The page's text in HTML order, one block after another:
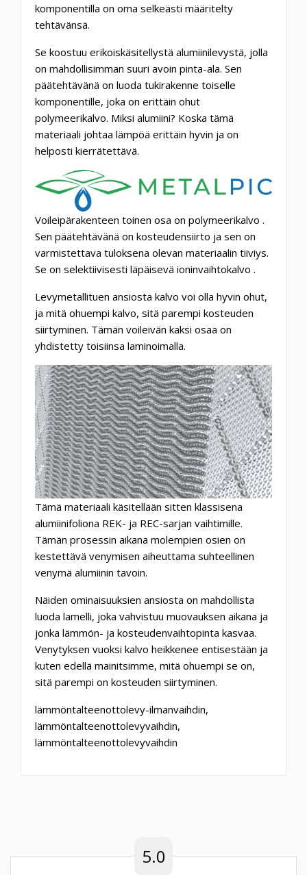
komponentilla on oma selkeästi määritelty
tehtävänsä.
Se koostuu erikoiskäsitellystä alumiinilevystä, jolla
on mahdollisimman suuri avoin pinta-ala. Sen
päätehtävänä on luoda tukirakenne toiselle
komponentille, joka on erittäin ohut
polymeerikalvo. Miksi alumiini? Koska tämä
materiaali johtaa lämpöä erittäin hyvin ja on
helposti kierrätettävä.
Voileipärakenteen toinen osa on polymeerikalvo .
Sen päätehtävänä on kosteudensiirto ja sen on
varmistettava tuloksena olevan materiaalin tiiviys.
Se on selektiivisesti läpäisevä ioninvaihtokalvo .
Levymetallituen ansiosta kalvo voi olla hyvin ohut,
ja mitä ohuempi kalvo, sitä parempi kosteuden
siirtyminen. Tämän voileivän kaksi osaa on
yhdistetty toisiinsa laminoimalla.
Tämä materiaali käsitellään sitten klassisena
alumiinifoliona REK- ja REC-sarjan vaihtimille.
Tämän prosessin aikana molempien osien on
kestettävä venymisen aiheuttama suhteellinen
venymä alumiinin tavoin.
Näiden ominaisuuksien ansiosta on mahdollista
luoda lamelli, joka vahvistuu muovauksen aikana ja
jonka lämmön- ja kosteudenvaihtopinta kasvaa.
Venytyksen vuoksi kalvo heikkenee entisestään ja
kuten edellä mainitsimme, mitä ohuempi se on,
sitä parempi on kosteuden siirtyminen.
lämmöntalteenottolevy-ilmanvaihdin,
lämmöntalteenottolevyvaihdin,
lämmöntalteenottolevyvaihdin
5.0